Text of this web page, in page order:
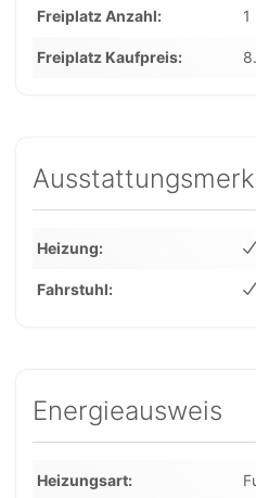
Freiplatz Anzahl 1
Freiplatz Kaufpreis
Heizung
Fahrstuhl
Energieausweis
Heizungsart